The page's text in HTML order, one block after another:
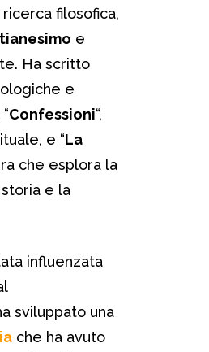
filosofica,
e
Ha scritto
e
Confessioni“,
e “La
che esplora la
e la
influenzata
sviluppato una
che ha avuto